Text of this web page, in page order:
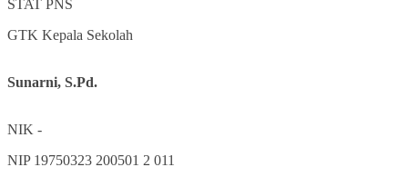
STAT PNS
GTK Kepala Sekolah
Sunarni, S.Pd.
NIK -
NIP 19750323 200501 2 011